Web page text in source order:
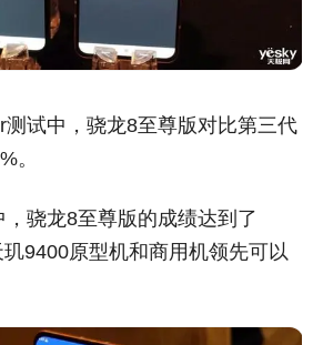
试中，骁龙8至尊版对比第三代
。
骁龙8至尊版的成绩达到了
9400原型机和商用机领先可以